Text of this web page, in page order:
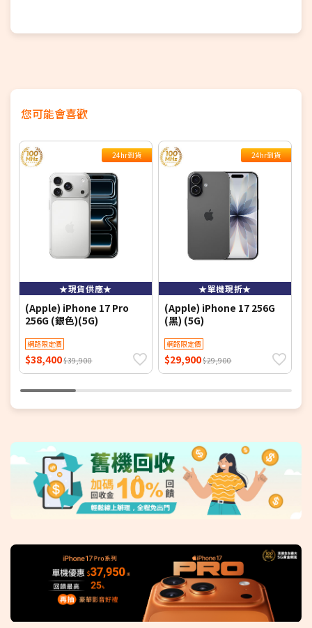
您可能會喜歡
24hr到貨
★現貨供應★
(Apple) iPhone 17 Pro
256G (銀色)(5G)
網路限定價
$38,400$39,900
24hr到貨
★單機現折★
(Apple) iPhone 17 256G
(黑) (5G)
網路限定價
$29,900$29,900